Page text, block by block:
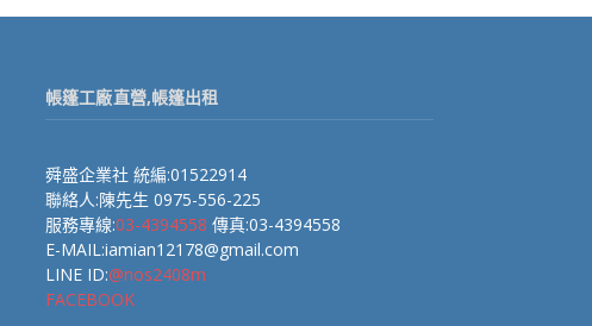
帳篷工廠直營,帳篷出租
舜盛企業社 統編:01522914
聯絡人:陳先生 0975-556-225
服務專線:03-4394558 傳真:03-4394558
E-MAIL:iamian12178@gmail.com
LINE ID:@nos2408m
FACEBOOK